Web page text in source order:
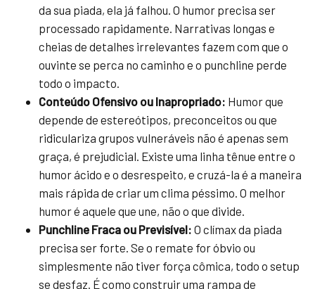
da sua piada, ela já falhou. O humor precisa ser
processado rapidamente. Narrativas longas e
cheias de detalhes irrelevantes fazem com que o
ouvinte se perca no caminho e o punchline perde
todo o impacto.
Conteúdo Ofensivo ou Inapropriado: Humor que
depende de estereótipos, preconceitos ou que
ridiculariza grupos vulneráveis não é apenas sem
graça, é prejudicial. Existe uma linha tênue entre o
humor ácido e o desrespeito, e cruzá-la é a maneira
mais rápida de criar um clima péssimo. O melhor
humor é aquele que une, não o que divide.
Punchline Fraca ou Previsível: O clímax da piada
precisa ser forte. Se o remate for óbvio ou
simplesmente não tiver força cômica, todo o setup
se desfaz. É como construir uma rampa de